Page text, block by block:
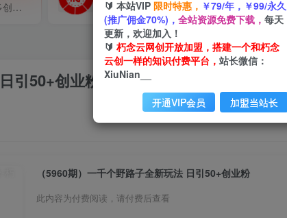
研究探讨更多创业项目路子。 会员专属推广链接
引50+创业粉
（5960期）一千个野路子全新玩法 日引50+创业粉
此内容为付费阅读，请付费后查看
🔰 本站VIP 限时特惠， ￥79/年，￥99/永久
(推广佣金70%)， 全站资源免费下载， 每天
更新，欢迎加入！
🔰 朽念云网创开放加盟，搭建一个和朽念
云创一样的知识付费平台， 站长微信：
XiuNian__
开通VIP会员 加盟当站长